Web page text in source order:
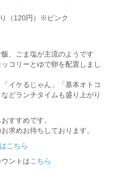
（120円）※ピンク
、ごま塩が主流のようです
コリーとゆで卵を配置しまし
イケるじゃん」「基本オトコ
どランチタイムも盛り上がり
すすめです。
求めお待ちしております。
こちら
ントはこちら